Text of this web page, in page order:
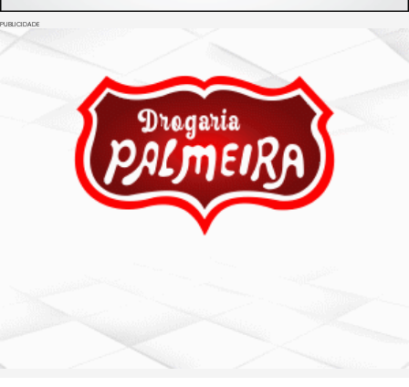
PUBLICIDADE